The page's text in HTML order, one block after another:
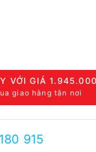
VỚI GIÁ
giao hàng tận nơi
915